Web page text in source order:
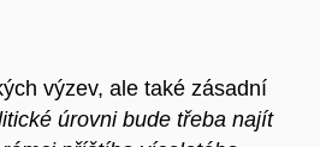
výzev, ale také zásadní
úrovni bude třeba najít